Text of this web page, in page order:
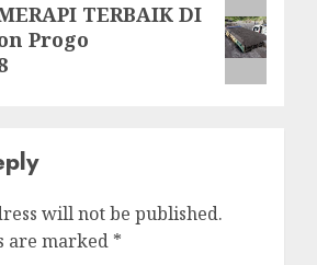
TERBAIK DI
Progo
will not be published.
are marked *